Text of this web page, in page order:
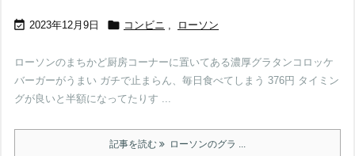
 2023年12月9日  コンビニ ローソン
ローソンのまちかど厨房コーナーに置いてある濃厚グラタンコロッケ
バーガーがうまい ガチで止まらん、毎日食べてしまう 376円 タイミン
グが良いと半額になってたりす ...
記事を読む ローソンのグラ ...